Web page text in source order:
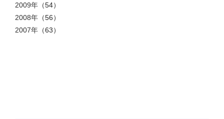
2009年 （54）
2008年 （56）
2007年 （63）